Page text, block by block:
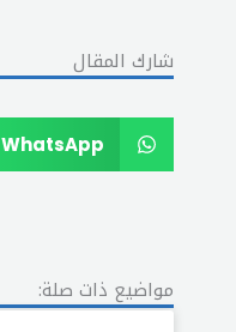
شارك المقال
WhatsApp
مواضيع ذات صلة: